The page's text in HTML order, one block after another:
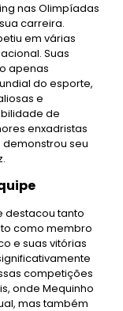
nas Olimpíadas
carreira.
em várias
Suas
apenas
do esporte,
e
de
enxadristas
seu
destacou tanto
como membro
e suas vitórias
competições
onde Mequinho
mas também